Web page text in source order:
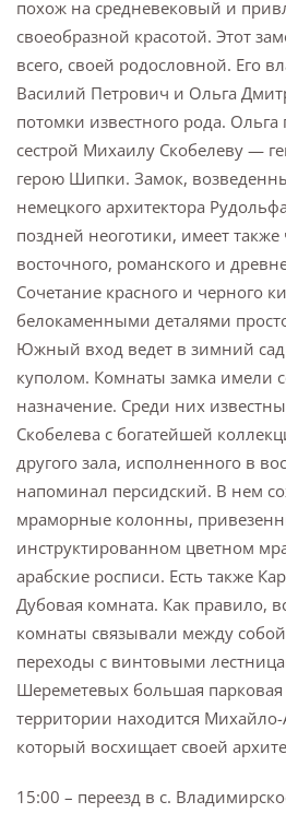
похож на средневековый и
своеобразной красотой. Этот
всего, своей родословной. Его
Василий Петрович и Ольга
потомки известного рода.
сестрой Михаилу Скобелеву —
герою Шипки. Замок,
немецкого архитектора
поздней неоготики, имеет также
восточного, романского и
Сочетание красного и черного
белокаменными деталями
Южный вход ведет в зимний
куполом. Комнаты замка имели
назначение. Среди них
Скобелева с богатейшей
другого зала, исполненного в
напоминал персидский. В нем
мраморные колонны,
инструктированном цветном
арабские росписи. Есть также
Дубовая комната. Как правило,
комнаты связывали между
переходы с винтовыми
Шереметевых большая парковая
территории находится Михайло-
который восхищает своей
15:00 – переезд в с.